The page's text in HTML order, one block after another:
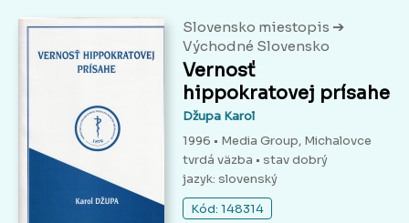
Slovensko miestopis ➔
Východné Slovensko
Vernosť
hippokratovej prísahe
Džupa Karol
1996 • Media Group, Michalovce
tvrdá väzba • stav dobrý
jazyk: slovenský
Kód: 148314